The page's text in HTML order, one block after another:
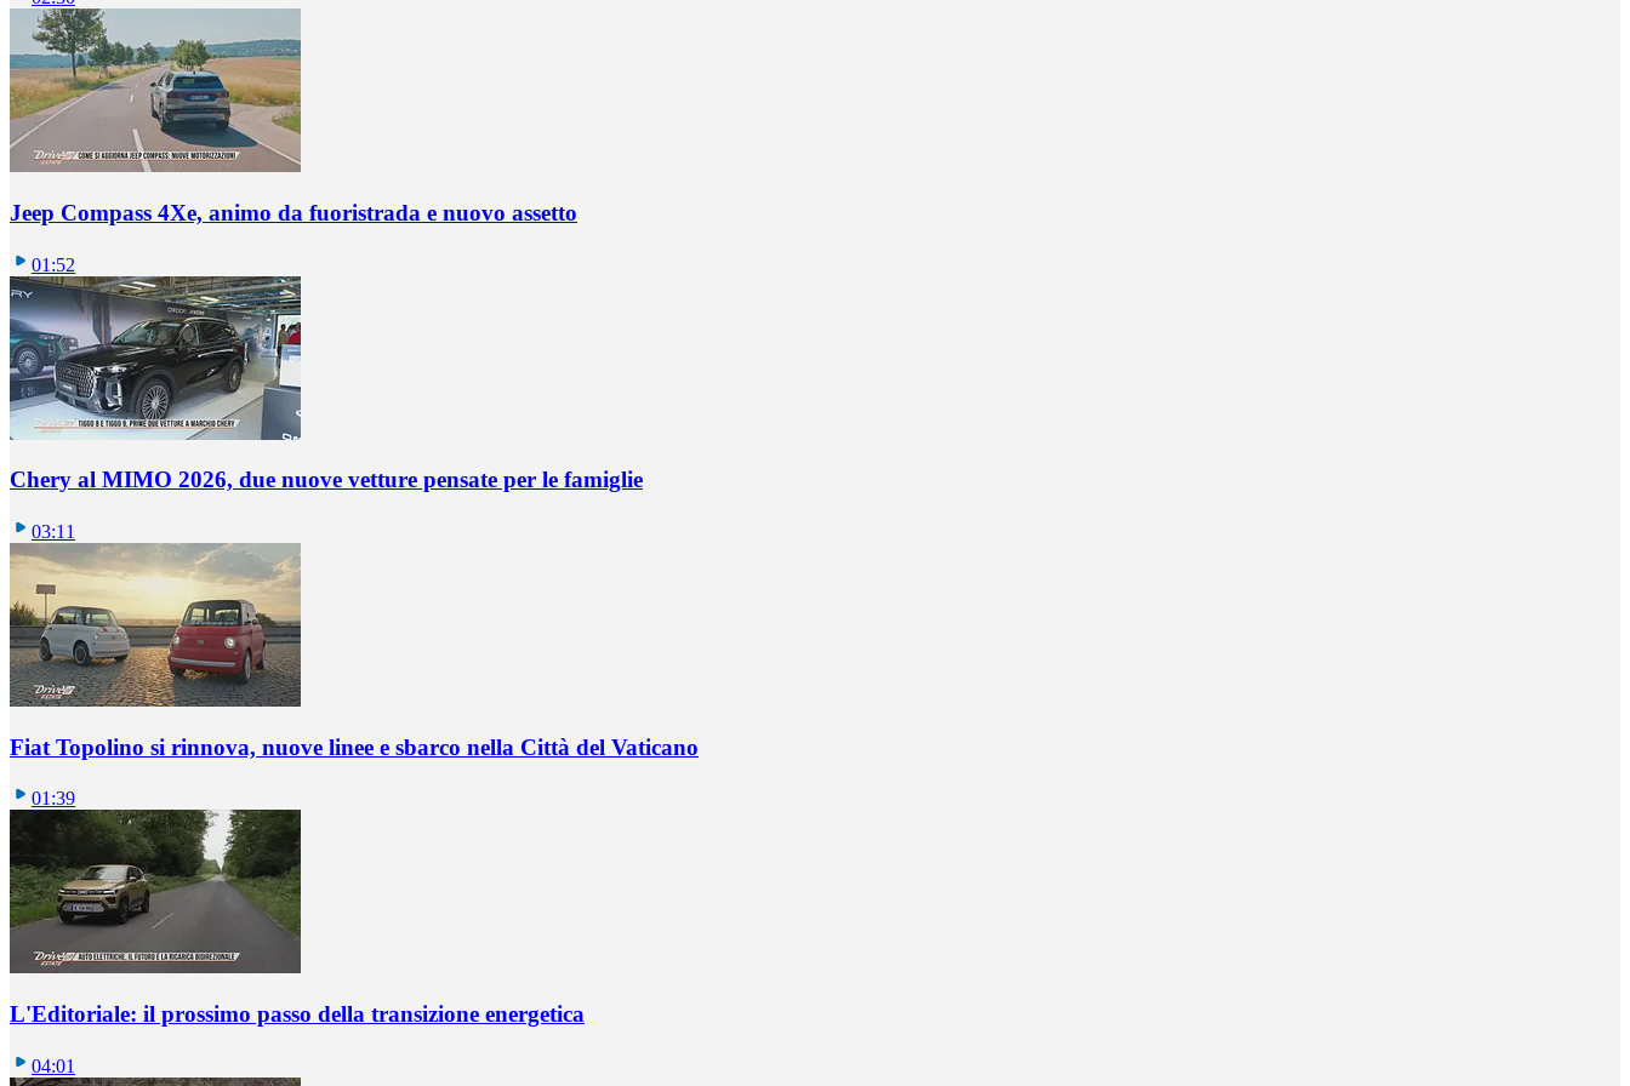
Jeep Compass 4Xe, animo da fuoristrada e nuovo assetto
01:52
Chery al MIMO 2026, due nuove vetture pensate per le famiglie
03:11
Fiat Topolino si rinnova, nuove linee e sbarco nella Città del Vaticano
01:39
L'Editoriale: il prossimo passo della transizione energetica
04:01